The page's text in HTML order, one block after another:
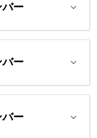
バー
バー
バー